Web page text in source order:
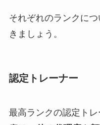
それぞれのランクに
きましょう。
認定トレーナー
最高ランクの認定ト